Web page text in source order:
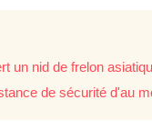
un nid de frelon
de sécurité d'au